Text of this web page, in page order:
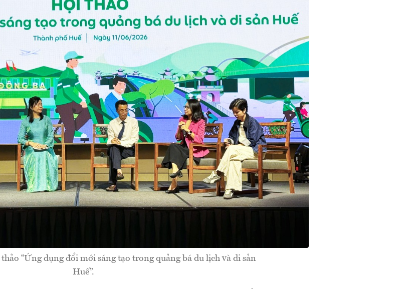
“Ứng dụng đổi mới sáng tạo trong quảng bá du lịch và di sản
Huế”.